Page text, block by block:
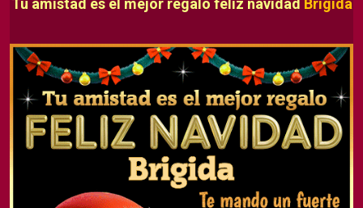
Tu amistad es el mejor regalo feliz navidad Brigida